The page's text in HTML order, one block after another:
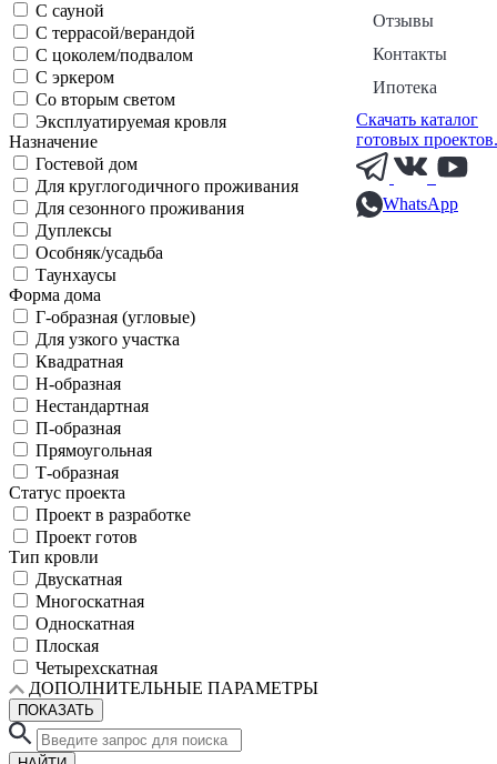
Отзывы
Контакты
Ипотека
Скачать каталог
готовых
WhatsApp
С сауной
С террасой/верандой
С цоколем/подвалом
С эркером
Со вторым светом
Эксплуатируемая кровля
Назначение
Гостевой дом
Для круглогодичного проживания
Для сезонного проживания
Дуплексы
Особняк/усадьба
Таунхаусы
Форма дома
Г-образная (угловые)
Для узкого участка
Квадратная
Н-образная
Нестандартная
П-образная
Прямоугольная
Т-образная
Статус проекта
Проект в разработке
Проект готов
Тип кровли
Двускатная
Многоскатная
Односкатная
Плоская
Четырехскатная
ДОПОЛНИТЕЛЬНЫЕ ПАРАМЕТРЫ
ПОКАЗАТЬ